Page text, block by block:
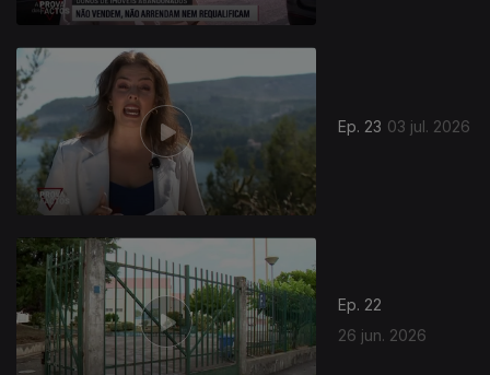
Ep. 23 03 jul. 2026
Ep. 22
26 jun. 2026